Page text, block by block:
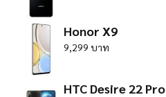
Honor X9
9,299 บาท
HTC Desire 22 Pro